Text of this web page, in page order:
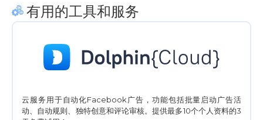
有用的工具和服务
云服务用于自动化Facebook广告，功能包括批量启动广告活
动、自动规则、独特创意和评论审核。提供最多10个个人资料的3